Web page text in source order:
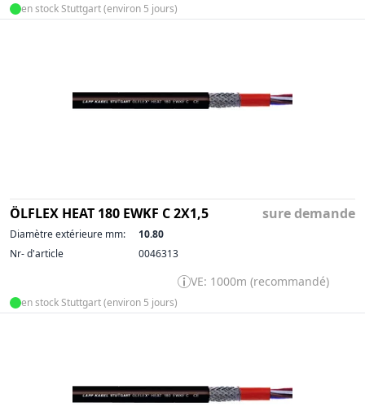
en stock Stuttgart (environ 5 jours)
ÖLFLEX HEAT 180 EWKF C 2X1,5 sure demande
Diamètre extérieure mm:
10.80
Nr- d'article
0046313
VE: 1000m (recommandé)
en stock Stuttgart (environ 5 jours)